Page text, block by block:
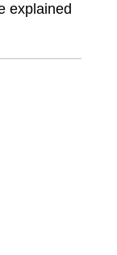
explained